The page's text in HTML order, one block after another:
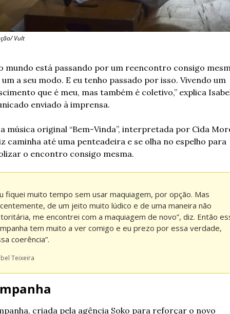
Vult
mundo está passando por um reencontro consigo
um a seu modo. E eu tenho passado por isso. Vivendo um
que é meu, mas também é coletivo,” explica
enviado à imprensa.
música original “Bem-Vinda”, interpretada por Cida
caminha até uma penteadeira e se olha no espelho para
o encontro consigo mesma.
fiquei muito tempo sem usar maquiagem, por opção. Mas
de um jeito muito lúdico e de uma maneira não
me encontrei com a maquiagem de novo”, diz. Então
tem muito a ver comigo e eu prezo por essa verdade,
coerência”.
Teixeira
criada pela agência Soko para reforçar o novo